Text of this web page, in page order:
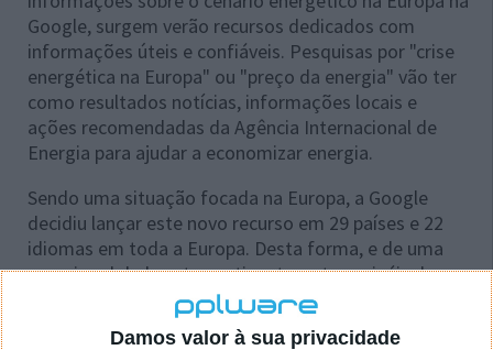
Damos valor à sua privacidade
Google, surgem verão recursos dedicados com
informações úteis e confiáveis. Pesquisas por "crise
energética na Europa" ou "preço da energia" vão ter
como resultados notícias, informações locais e
ações recomendadas da Agência Internacional de
Energia para ajudar a economizar energia.
Sendo uma situação focada na Europa, a Google
decidiu lançar este novo recurso em 29 países e 22
idiomas em toda a Europa. Desta forma, e de uma
maneira global neste continente, estes painéis de
informações vão surgir ao lado de outros resultados
relevantes da web aberta.